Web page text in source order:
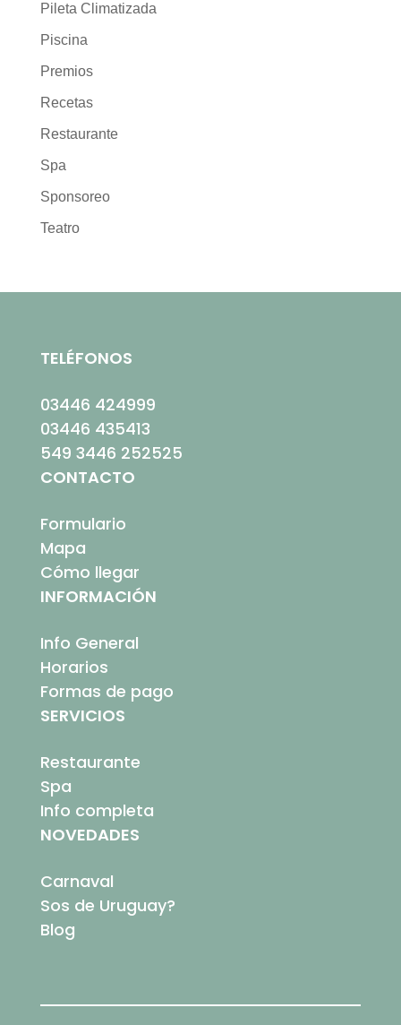
Pileta Climatizada
Piscina
Premios
Recetas
Restaurante
Spa
Sponsoreo
Teatro
TELÉFONOS
03446 424999
03446 435413
549 3446 252525
CONTACTO
Formulario
Mapa
Cómo llegar
INFORMACIÓN
Info General
Horarios
Formas de pago
SERVICIOS
Restaurante
Spa
Info completa
NOVEDADES
Carnaval
Sos de Uruguay?
Blog